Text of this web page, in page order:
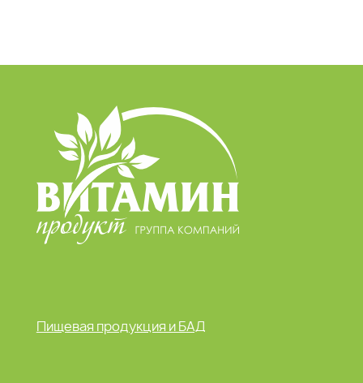
Пищевая продукция и БАД